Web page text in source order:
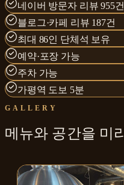
네이버 방문자 리뷰 955건
블로그·카페 리뷰 187건
최대 86인 단체석 보유
예약·포장 가능
주차 가능
가평역 도보 5분
GALLERY
메뉴와 공간을 미리